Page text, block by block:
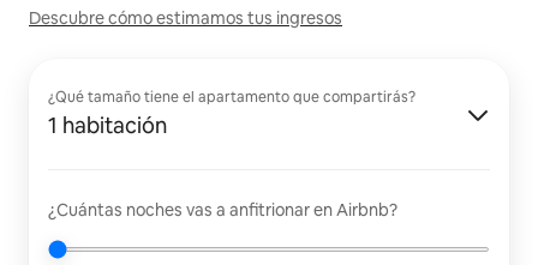
Descubre cómo estimamos tus ingresos
¿Qué tamaño tiene el apartamento que compartirás?
1 habitación
¿Cuántas noches vas a anfitrionar en Airbnb?